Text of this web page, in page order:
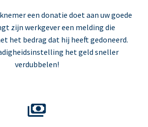
een donatie doet aan uw goede
zijn werkgever een melding die
het bedrag dat hij heeft gedoneerd.
het geld sneller
verdubbelen!